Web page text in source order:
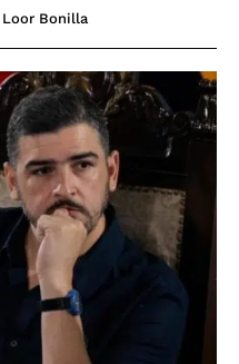
Bonilla